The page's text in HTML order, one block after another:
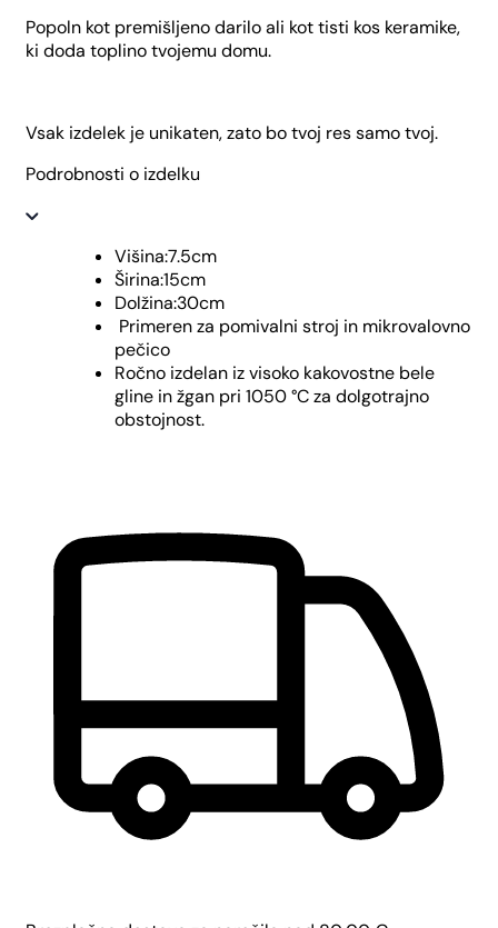
Popoln kot premišljeno darilo ali kot tisti kos keramike,
ki doda toplino tvojemu domu.
Vsak izdelek je unikaten, zato bo tvoj res samo tvoj.
Podrobnosti o izdelku
Višina:7.5cm
Širina:15cm
Dolžina:30cm
Primeren za pomivalni stroj in mikrovalovno
pečico
Ročno izdelan iz visoko kakovostne bele
gline in žgan pri 1050 °C za dolgotrajno
obstojnost.